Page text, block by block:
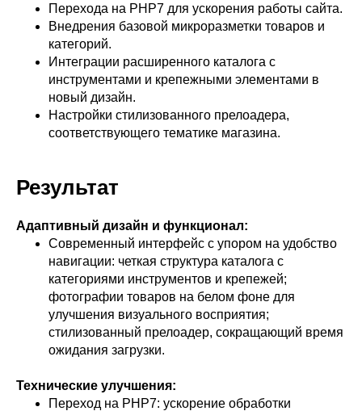
Перехода на PHP7 для ускорения работы сайта.
Внедрения базовой микроразметки товаров и
категорий.
Интеграции расширенного каталога с
инструментами и крепежными элементами в
новый дизайн.
Настройки стилизованного прелоадера,
соответствующего тематике магазина.
Результат
Адаптивный дизайн и функционал:
Современный интерфейс с упором на удобство
навигации: четкая структура каталога с
категориями инструментов и крепежей;
фотографии товаров на белом фоне для
улучшения визуального восприятия;
стилизованный прелоадер, сокращающий время
ожидания загрузки.
Технические улучшения:
Переход на PHP7: ускорение обработки